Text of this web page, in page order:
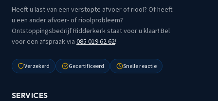
Heeft u last van een verstopte afvoer of riool? Of heeft
u een ander afvoer- of rioolprobleem?
Ontstoppingsbedrijf Ridderkerk staat voor u klaar! Bel
voor een afspraak via085 019 62 62!
Verzekerd Gecertificeerd Snelle reactie
SERVICES